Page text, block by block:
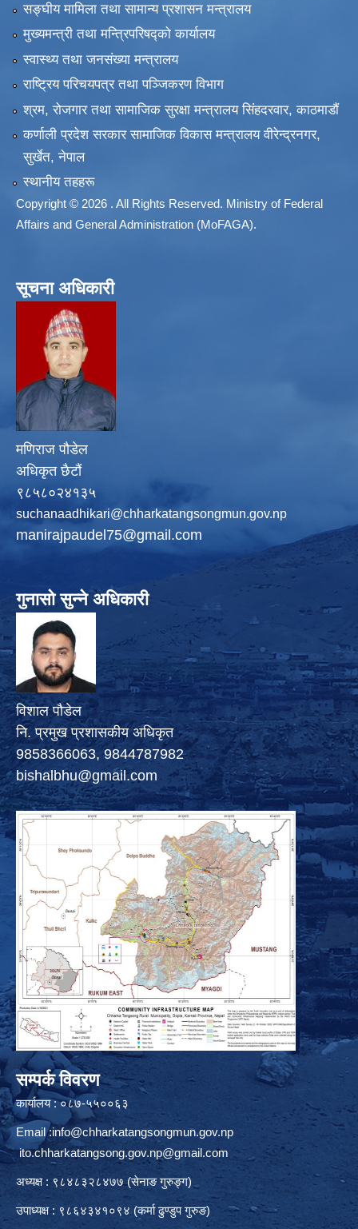
सङ्‍घीय मामिला तथा सामान्य प्रशासन मन्त्रालय
मुख्यमन्त्री तथा मन्त्रिपरिषद्को कार्यालय
स्वास्थ्य तथा जनसंख्या मन्त्रालय
राष्ट्रिय परिचयपत्र तथा पञ्जिकरण विभाग
श्रम, रोजगार तथा सामाजिक सुरक्षा मन्त्रालय सिंहदरवार, काठमाडाैं
कर्णाली प्रदेश सरकार सामाजिक विकास मन्त्रालय वीरेन्द्रनगर,
सुर्खेत, नेपाल
स्थानीय तहहरू
Copyright © 2026 . All Rights Reserved. Ministry of Federal
Affairs and General Administration (MoFAGA).
सूचना अधिकारी
मणिराज पौडेल
अधिकृत छैटौं
९८५८०२४१३५
suchanaadhikari@chharkatangsongmun.gov.np
manirajpaudel75@gmail.com
गुनासो सुन्ने अधिकारी
विशाल पौडेल
नि. प्रमुख प्रशासकीय अधिकृत
9858366063, 9844787982
bishalbhu@gmail.com
सम्पर्क विवरण
कार्यालय : ०८७-५५००६३
Email :info@chharkatangsongmun.gov.np
ito.chharkatangsong.gov.np@gmail.com
अध्यक्ष : ९८४८३२८४७७ (सेनाङ गुरुङ्ग)
उपाध्यक्ष : ९८६४३४१०९४ (कर्मा ढुण्डुप गुरुङ)